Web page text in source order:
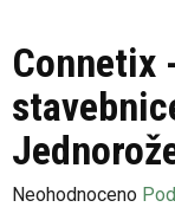
Connetix
Průměrné
Neohodnoceno